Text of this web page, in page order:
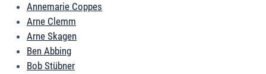
Annemarie Coppes
Arne Clemm
Arne Skagen
Ben Abbing
Bob Stübner